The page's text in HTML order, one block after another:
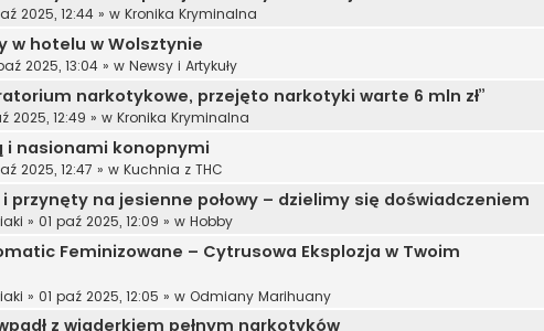
2025, 12:44 » w Kronika Kryminalna
w hotelu w Wolsztynie
2025, 13:04 » w Newsy i Artykuły
narkotykowe, przejęto narkotyki warte 6 mln zł”
2025, 12:49 » w Kronika Kryminalna
i nasionami konopnymi
2025, 12:47 » w Kuchnia z THC
przynęty na jesienne połowy – dzielimy się doświadczeniem
» 01 paź 2025, 12:09 » w Hobby
Feminizowane – Cytrusowa Eksplozja w Twoim
» 01 paź 2025, 12:05 » w Odmiany Marihuany
z wiaderkiem pełnym narkotyków